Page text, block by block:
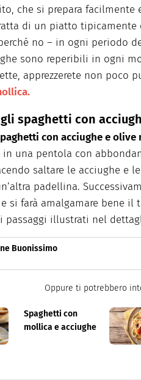
che si prepara facilmente
di un piatto tipicamente
no – in ogni periodo
sono reperibili in ogni
apprezzerete non poco
spaghetti con
con acciughe e olive
una pentola con
saltare le acciughe e
padellina.
si farà amalgamare bene il
passaggi illustrati nel
Buonissimo
è il magazine di cucina di
passo passo.
Oppure ti potrebbero
Spaghetti con
mollica e acciughe